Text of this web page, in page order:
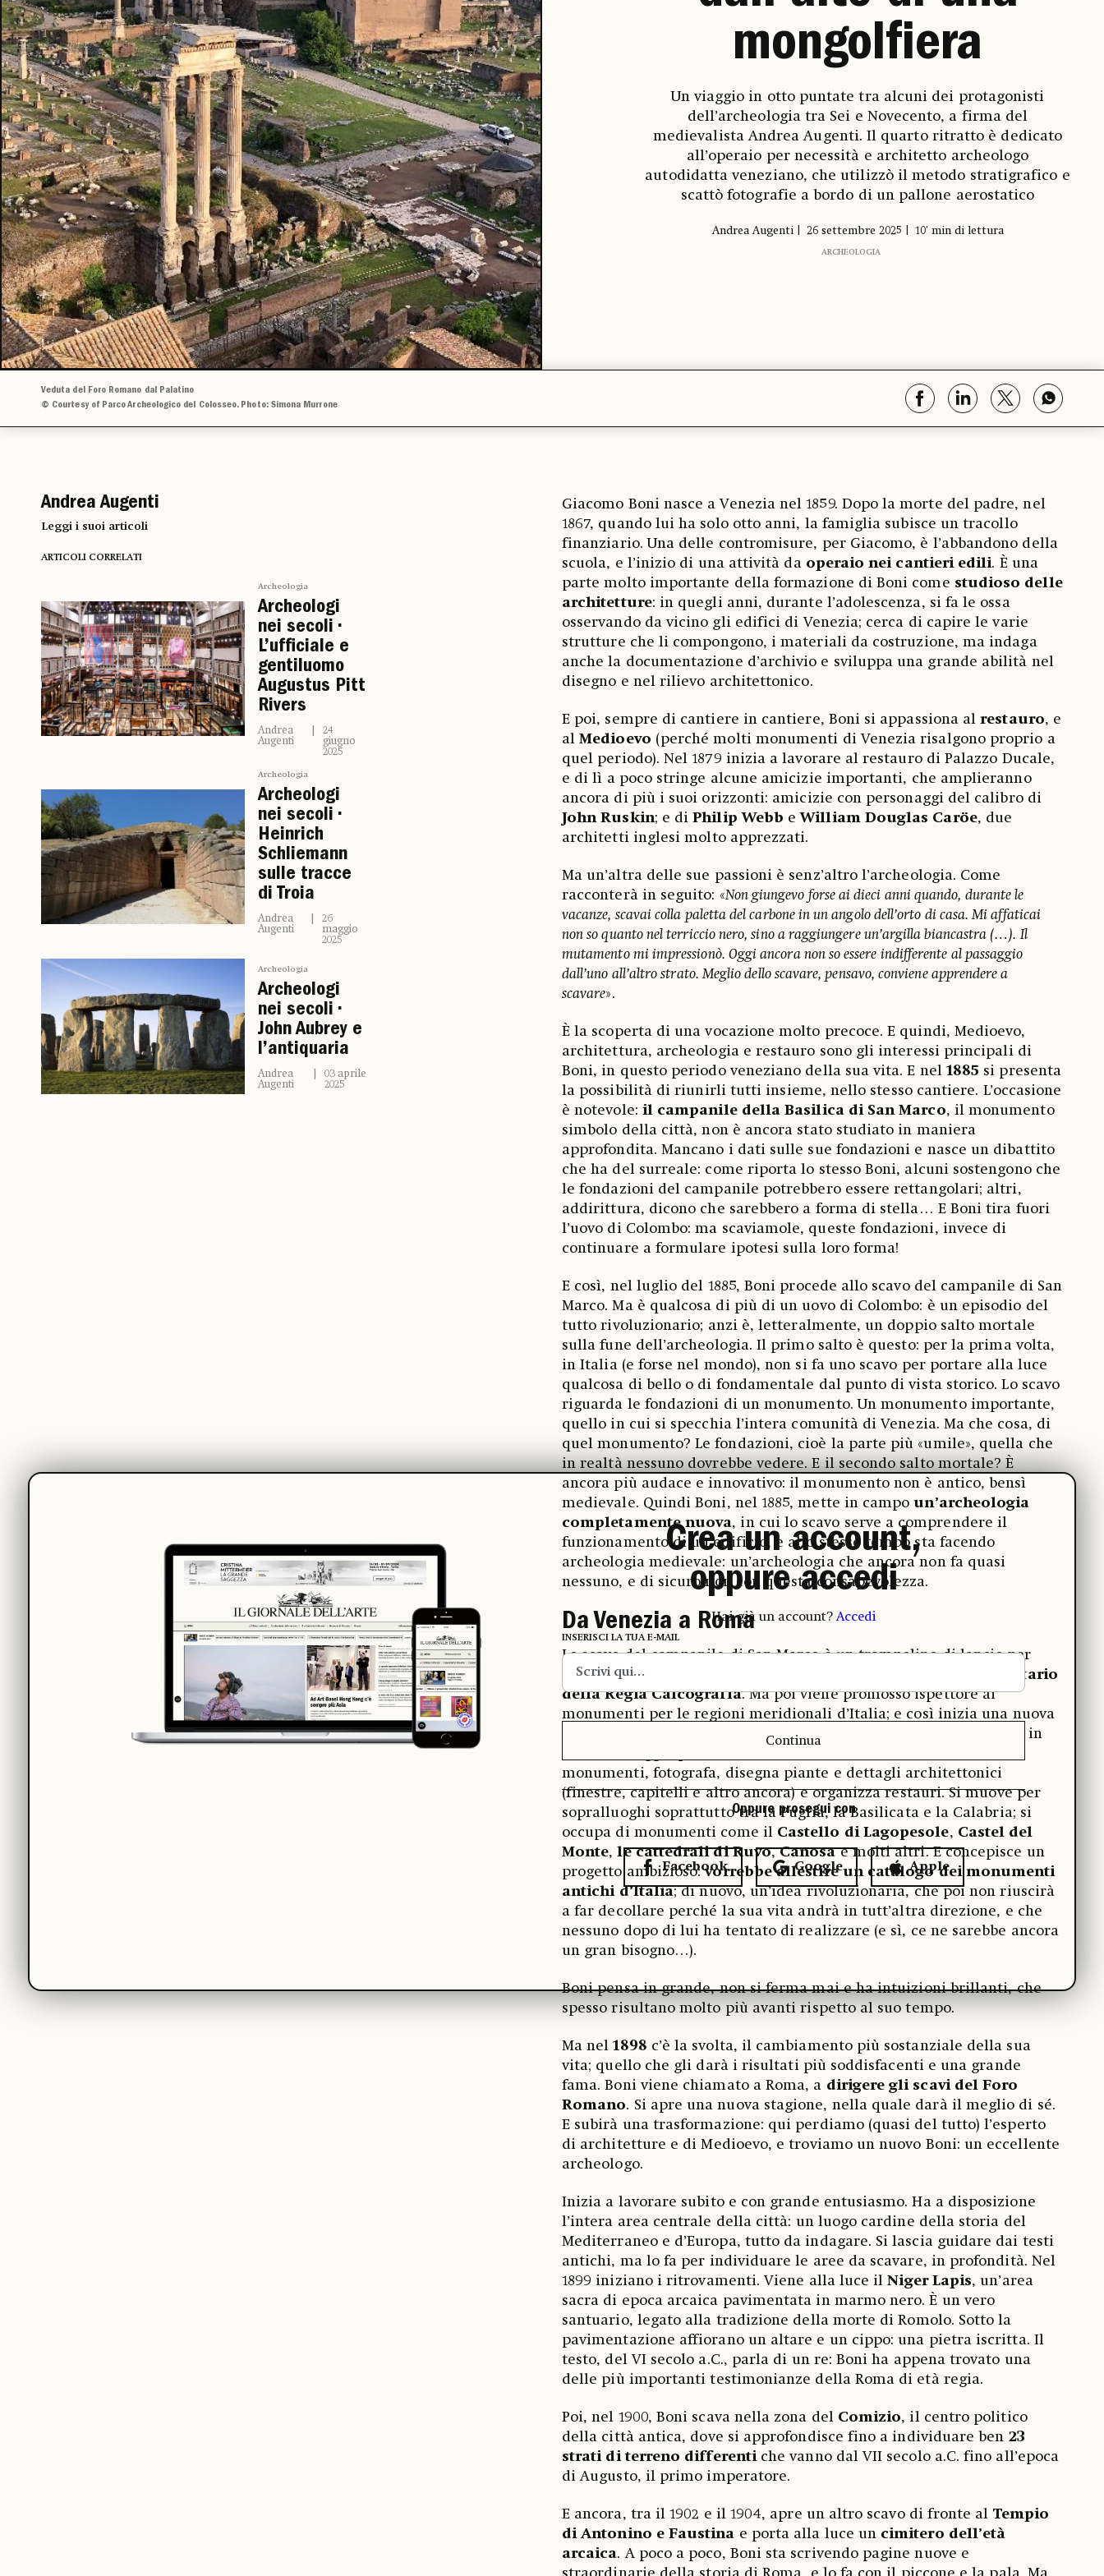
mongolfiera
Un viaggio in otto puntate tra alcuni dei protagonisti
dell’archeologia tra Sei e Novecento, a firma del
medievalista Andrea Augenti. Il quarto ritratto è dedicato
all’operaio per necessità e architetto archeologo
autodidatta veneziano, che utilizzò il metodo stratigrafico e
scattò fotografie a bordo di un pallone aerostatico
Andrea Augenti 26 settembre 2025 10' min di lettura
ARCHEOLOGIA
Veduta del Foro Romano dal Palatino
© Courtesy of Parco Archeologico del Colosseo. Photo: Simona Murrone
Andrea Augenti
Leggi i suoi articoli
ARTICOLI CORRELATI
Archeologia
Archeologi
nei secoli •
L’ufficiale e
gentiluomo
Augustus Pitt
Rivers
Andrea
Augenti
24
giugno
2025
Archeologia
Archeologi
nei secoli •
Heinrich
Schliemann
sulle tracce
di Troia
Andrea
Augenti
26
maggio
2025
Archeologia
Archeologi
nei secoli •
John Aubrey e
l’antiquaria
Andrea
Augenti
03 aprile
2025
Giacomo Boni nasce a Venezia nel 1859. Dopo la morte del padre, nel
1867, quando lui ha solo otto anni, la famiglia subisce un tracollo
finanziario. Una delle contromisure, per Giacomo, è l’abbandono della
scuola, e l’inizio di una attività da operaio nei cantieri edili. È una
parte molto importante della formazione di Boni come studioso delle
architetture: in quegli anni, durante l’adolescenza, si fa le ossa
osservando da vicino gli edifici di Venezia; cerca di capire le varie
strutture che li compongono, i materiali da costruzione, ma indaga
anche la documentazione d’archivio e sviluppa una grande abilità nel
disegno e nel rilievo architettonico.
E poi, sempre di cantiere in cantiere, Boni si appassiona alrestauro, e
alMedioevo (perché molti monumenti di Venezia risalgono proprio a
quel periodo). Nel 1879 inizia a lavorare al restauro di Palazzo Ducale,
e di lì a poco stringe alcune amicizie importanti, che amplieranno
ancora di più i suoi orizzonti: amicizie con personaggi del calibro di
John Ruskin; e diPhilip Webb eWilliam Douglas Caröe, due
architetti inglesi molto apprezzati.
Ma un’altra delle sue passioni è senz’altro l’archeologia. Come
racconterà in seguito: «Non giungevo forse ai dieci anni quando, durante le
vacanze, scavai colla paletta del carbone in un angolo dell’orto di casa. Mi affaticai
non so quanto nel terriccio nero, sino a raggiungere un’argilla biancastra (…). Il
mutamento mi impressionò. Oggi ancora non so essere indifferente al passaggio
dall’uno all’altro strato. Meglio dello scavare, pensavo, conviene apprendere a
scavare».
È la scoperta di una vocazione molto precoce. E quindi, Medioevo,
architettura, archeologia e restauro sono gli interessi principali di
Boni, in questo periodo veneziano della sua vita. E nel1885 si presenta
la possibilità di riunirli tutti insieme, nello stesso cantiere. L’occasione
è notevole: il campanile della Basilica di San Marco, il monumento
simbolo della città, non è ancora stato studiato in maniera
approfondita. Mancano i dati sulle sue fondazioni e nasce un dibattito
che ha del surreale: come riporta lo stesso Boni, alcuni sostengono che
le fondazioni del campanile potrebbero essere rettangolari; altri,
addirittura, dicono che sarebbero a forma di stella… E Boni tira fuori
l’uovo di Colombo: ma scaviamole, queste fondazioni, invece di
continuare a formulare ipotesi sulla loro forma!
E così, nel luglio del 1885, Boni procede allo scavo del campanile di San
Marco. Ma è qualcosa di più di un uovo di Colombo: è un episodio del
tutto rivoluzionario; anzi è, letteralmente, un doppio salto mortale
sulla fune dell’archeologia. Il primo salto è questo: per la prima volta,
in Italia (e forse nel mondo), non si fa uno scavo per portare alla luce
qualcosa di bello o di fondamentale dal punto di vista storico. Lo scavo
riguarda le fondazioni di un monumento. Un monumento importante,
quello in cui si specchia l’intera comunità di Venezia. Ma che cosa, di
quel monumento? Le fondazioni, cioè la parte più «umile», quella che
in realtà nessuno dovrebbe vedere. E il secondo salto mortale? È
ancora più audace e innovativo: il monumento non è antico, bensì
medievale. Quindi Boni, nel 1885, mette in campoun’archeologia
completamente nuova, in cui lo scavo serve a comprendere il
funzionamento di un edificio, e allo stesso tempo sta facendo
archeologia medievale: un’archeologia che ancora non fa quasi
nessuno, e di sicuro non con questa consapevolezza.
Da Venezia a Roma
Lo scavo del campanile di San Marco è un trampolino di lancio per
Boni. Entra nell’amministrazione pubblica e
nel 1888 è già segretario
della Regia Calcografia. Ma poi viene promosso ispettore ai
monumenti per le regioni meridionali d’Italia; e così inizia una nuova
stagione della sua vita, molto proficua. Iniziano anni, una decina, in
monumenti, fotografa, disegna piante e dettagli architettonici
(finestre, capitelli e altro ancora) e organizza restauri. Si muove per
sopralluoghi soprattutto tra la Puglia, la Basilicata e la Calabria; si
occupa di monumenti come il Castello di Lagopesole, Castel del
Monte,le cattedrali di Ruvo,Canosae molti altri. E concepisce un
progetto ambizioso:vorrebbe allestire un catalogo dei monumenti
antichi d’Italia; di nuovo, un’idea rivoluzionaria, che poi non riuscirà
a far decollare perché la sua vita andrà in tutt’altra direzione, e che
nessuno dopo di lui ha tentato di realizzare (e sì, ce ne sarebbe ancora
un gran bisogno…).
Boni pensa in grande, non si ferma mai e ha intuizioni brillanti, che
spesso risultano molto più avanti rispetto al suo tempo.
Ma nel1898 c’è la svolta, il cambiamento più sostanziale della sua
vita; quello che gli darà i risultati più soddisfacenti e una grande
fama. Boni viene chiamato a Roma, a dirigere gli scavi del Foro
Romano. Si apre una nuova stagione, nella quale darà il meglio di sé.
E subirà una trasformazione: qui perdiamo (quasi del tutto) l’esperto
di architetture e di Medioevo, e troviamo un nuovo Boni: un eccellente
archeologo.
Inizia a lavorare subito e con grande entusiasmo. Ha a disposizione
l’intera area centrale della città: un luogo cardine della storia del
Mediterraneo e d’Europa, tutto da indagare. Si lascia guidare dai testi
antichi, ma lo fa per individuare le aree da scavare, in profondità. Nel
1899 iniziano i ritrovamenti. Viene alla luce ilNiger Lapis, un’area
sacra di epoca arcaica pavimentata in marmo nero. È un vero
santuario, legato alla tradizione della morte di Romolo. Sotto la
pavimentazione affiorano un altare e un cippo: una pietra iscritta. Il
testo, del VI secolo a.C., parla di un re: Boni ha appena trovato una
delle più importanti testimonianze della Roma di età regia.
Poi, nel 1900, Boni scava nella zona del Comizio, il centro politico
della città antica, dove si approfondisce fino a individuare ben 23
strati di terreno differentiche vanno dal VII secolo a.C. fino all’epoca
di Augusto, il primo imperatore.
E ancora, tra il 1902 e il 1904, apre un altro scavo di fronte al Tempio
di Antonino e Faustina e porta alla luce un cimitero dell’età
arcaica. A poco a poco, Boni sta scrivendo pagine nuove e
Crea un account,
oppure accedi
Hai già un account?Accedi
INSERISCI LA TUA E-MAIL
Continua
Oppure prosegui con
Facebook Google Apple